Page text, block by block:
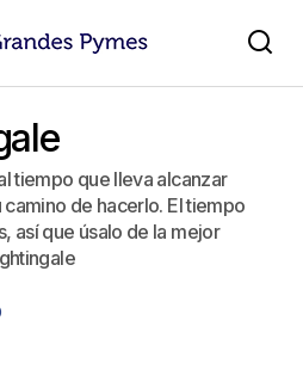
tiempo que lleva alcanzar
de hacerlo. El tiempo
así que úsalo de la mejor